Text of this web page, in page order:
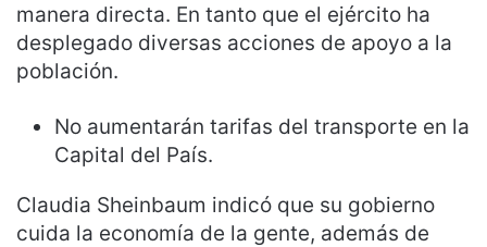
manera directa. En tanto que el ejército ha
desplegado diversas acciones de apoyo a la
población.
No aumentarán tarifas del transporte en la
Capital del País.
Claudia Sheinbaum indicó que su gobierno
cuida la economía de la gente, además de